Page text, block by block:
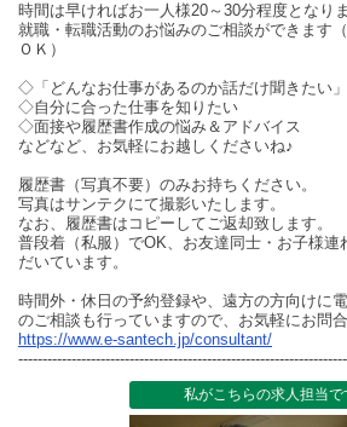
時間は早ければお一人様20～30分程度となりま
就職・転職活動のお悩みのご相談ができます
ＯＫ）
◇「どんなお仕事があるのか話だけ聞きたい
◇自分に合った仕事を知りたい
◇面接や履歴書作成の悩み＆アドバイス
などなど、お気軽にお越しくださいね♪
履歴書（写真不要）のみお持ちください。
写真はサンテクにて撮影いたします。
なお、履歴書はコピーしてご返却致します。
普段着（私服）でOK、お友達同士・お子様連
だいています。
時間外・休日の予約登録や、遠方の方向けに
のご相談も行っていますので、お気軽にお問合
https://www.e-santech.jp/consultant/
私がこちらの求人担当で